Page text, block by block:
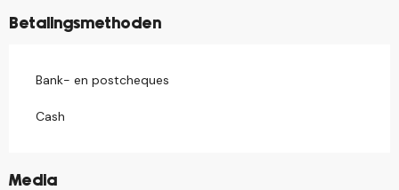
Betalingsmethoden
Bank- en postcheques
Cash
Media
©